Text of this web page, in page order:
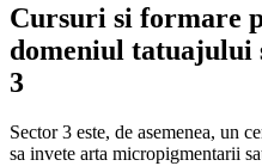
Cursuri si formare
domeniul tatuajului
3
Sector 3 este, de asemenea, un
sa invete arta micropigmentarii